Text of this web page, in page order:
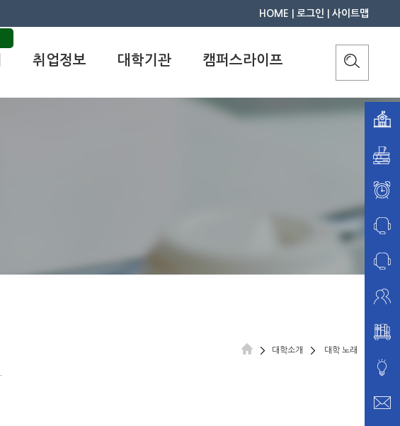
HOME 로그인 사이트맵
취업정보 대학기관 캠퍼스라이프
대학소개 대학 노래